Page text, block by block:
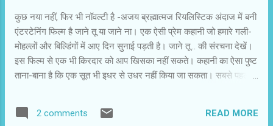
कुछ नया नहीं, फिर भी नॉवल्टी है -अजय ब्रह्मात्मज रियलिस्टिक अंदाज में बनी
एंटरटेनिंग फिल्म है जाने तू या जाने ना। एक ऐसी प्रेम कहानी जो हमारे गली-
मोहल्लों और बिल्डिंगों में आए दिन सुनाई पड़ती है। जाने तू... की संरचना देखें।
इस फिल्म से एक भी किरदार को आप खिसका नहीं सकते। कहानी का ऐसा पुष्ट
ताना-बाना है कि एक सूत भी इधर से उधर नहीं किया जा सकता। सबसे पहले
सबसे प्रिय दोस्तों की अगवानी के लिए आए चंद दोस्त एक दोस्त की नई
गर्लफ्रेंड को प्रभावित करने के लिए उनकी (जय और अदिति) कहानी सुनाना
2 comments READ MORE